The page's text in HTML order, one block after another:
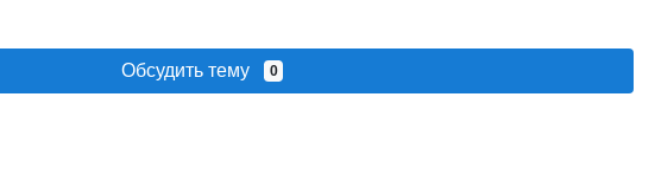
Обсудить тему 0